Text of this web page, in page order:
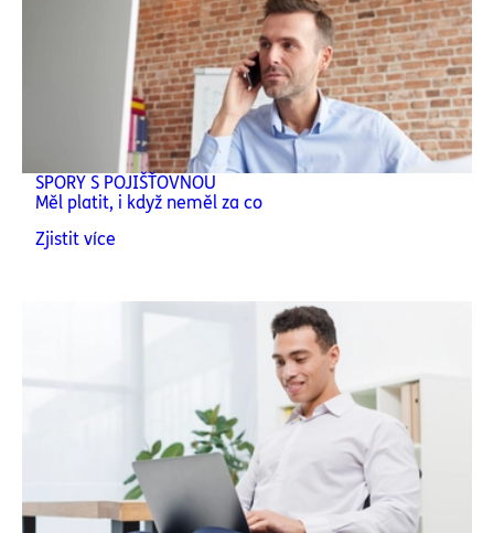
SPORY S POJIŠŤOVNOU
Měl platit, i když neměl za co
Zjistit více